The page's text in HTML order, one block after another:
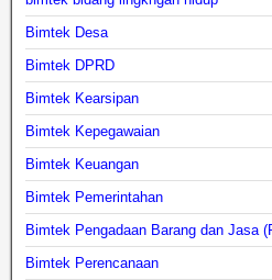
Bimtek Desa
Bimtek DPRD
Bimtek Kearsipan
Bimtek Kepegawaian
Bimtek Keuangan
Bimtek Pemerintahan
Bimtek Pengadaan Barang dan Jasa
Bimtek Perencanaan